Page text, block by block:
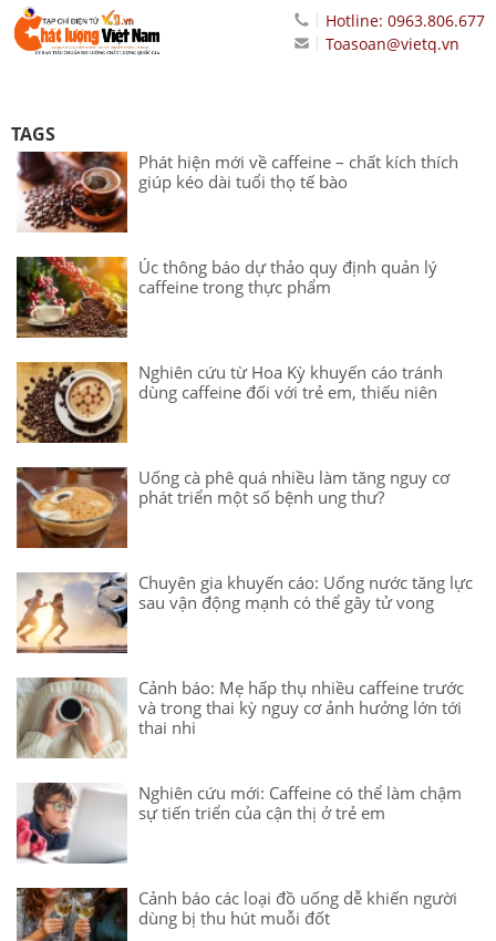
Hotline: 0963.806.677
Toasoan@vietq.vn
TAGS
Phát hiện mới về caffeine – chất kích thích
giúp kéo dài tuổi thọ tế bào
Úc thông báo dự thảo quy định quản lý
caffeine trong thực phẩm
Nghiên cứu từ Hoa Kỳ khuyến cáo tránh
dùng caffeine đối với trẻ em, thiếu niên
Uống cà phê quá nhiều làm tăng nguy cơ
phát triển một số bệnh ung thư?
Chuyên gia khuyến cáo: Uống nước tăng lực
sau vận động mạnh có thể gây tử vong
Cảnh báo: Mẹ hấp thụ nhiều caffeine trước
và trong thai kỳ nguy cơ ảnh hưởng lớn tới
thai nhi
Nghiên cứu mới: Caffeine có thể làm chậm
sự tiến triển của cận thị ở trẻ em
Cảnh báo các loại đồ uống dễ khiến người
dùng bị thu hút muỗi đốt